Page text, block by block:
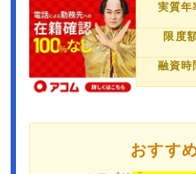
実質年
限度
融資時
おすす